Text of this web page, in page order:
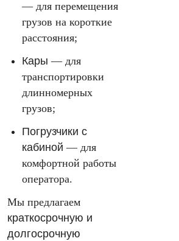
— для перемещения
грузов на короткие
расстояния;
Кары — для
транспортировки
длинномерных
грузов;
Погрузчики с
кабиной — для
комфортной работы
оператора.
Мы предлагаем
краткосрочную и
долгосрочную